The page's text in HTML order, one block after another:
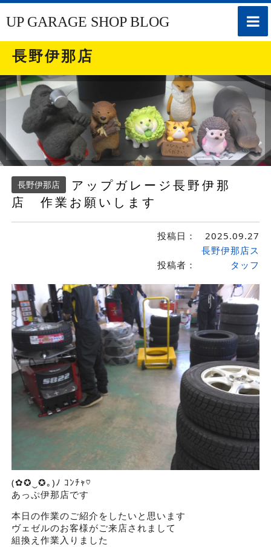
toggle
UP GARAGE SHOP BLOG
長野伊那店
長野伊那店
アップガレージ長野伊那
店 作業お願いします
投稿日： 2025.09.27
投稿者：
長野伊那店ス
タッフ
(✿✪‿✪｡)ﾉ ｺﾝﾁｬ♡
あっぷ伊那店です
本日の作業のご紹介をしたいと思います
ヴェゼルのお客様がご来店されまして
組換え作業入りました